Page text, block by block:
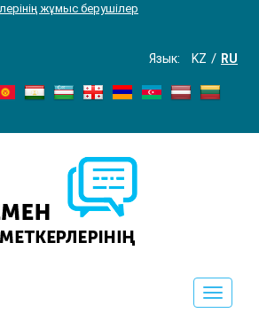
жұмыс берушілер
Язык: KZ RU
Toggle